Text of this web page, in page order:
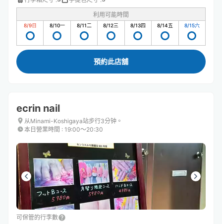
利用可能時間
8/9日 8/10一 8/11二 8/12三 8/13四 8/14五 8/15六
預約此店舖
ecrin nail
从Minami-Koshigaya站步行3分钟。
本日營業時間 : 19:00〜20:30
可保管的行李數